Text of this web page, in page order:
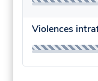
Violences